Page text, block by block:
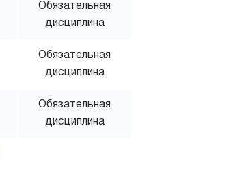
Обязательная
дисциплина
Обязательная
дисциплина
Обязательная
дисциплина